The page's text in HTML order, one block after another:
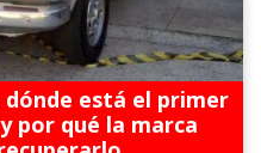
dónde está el primer
por qué la marca